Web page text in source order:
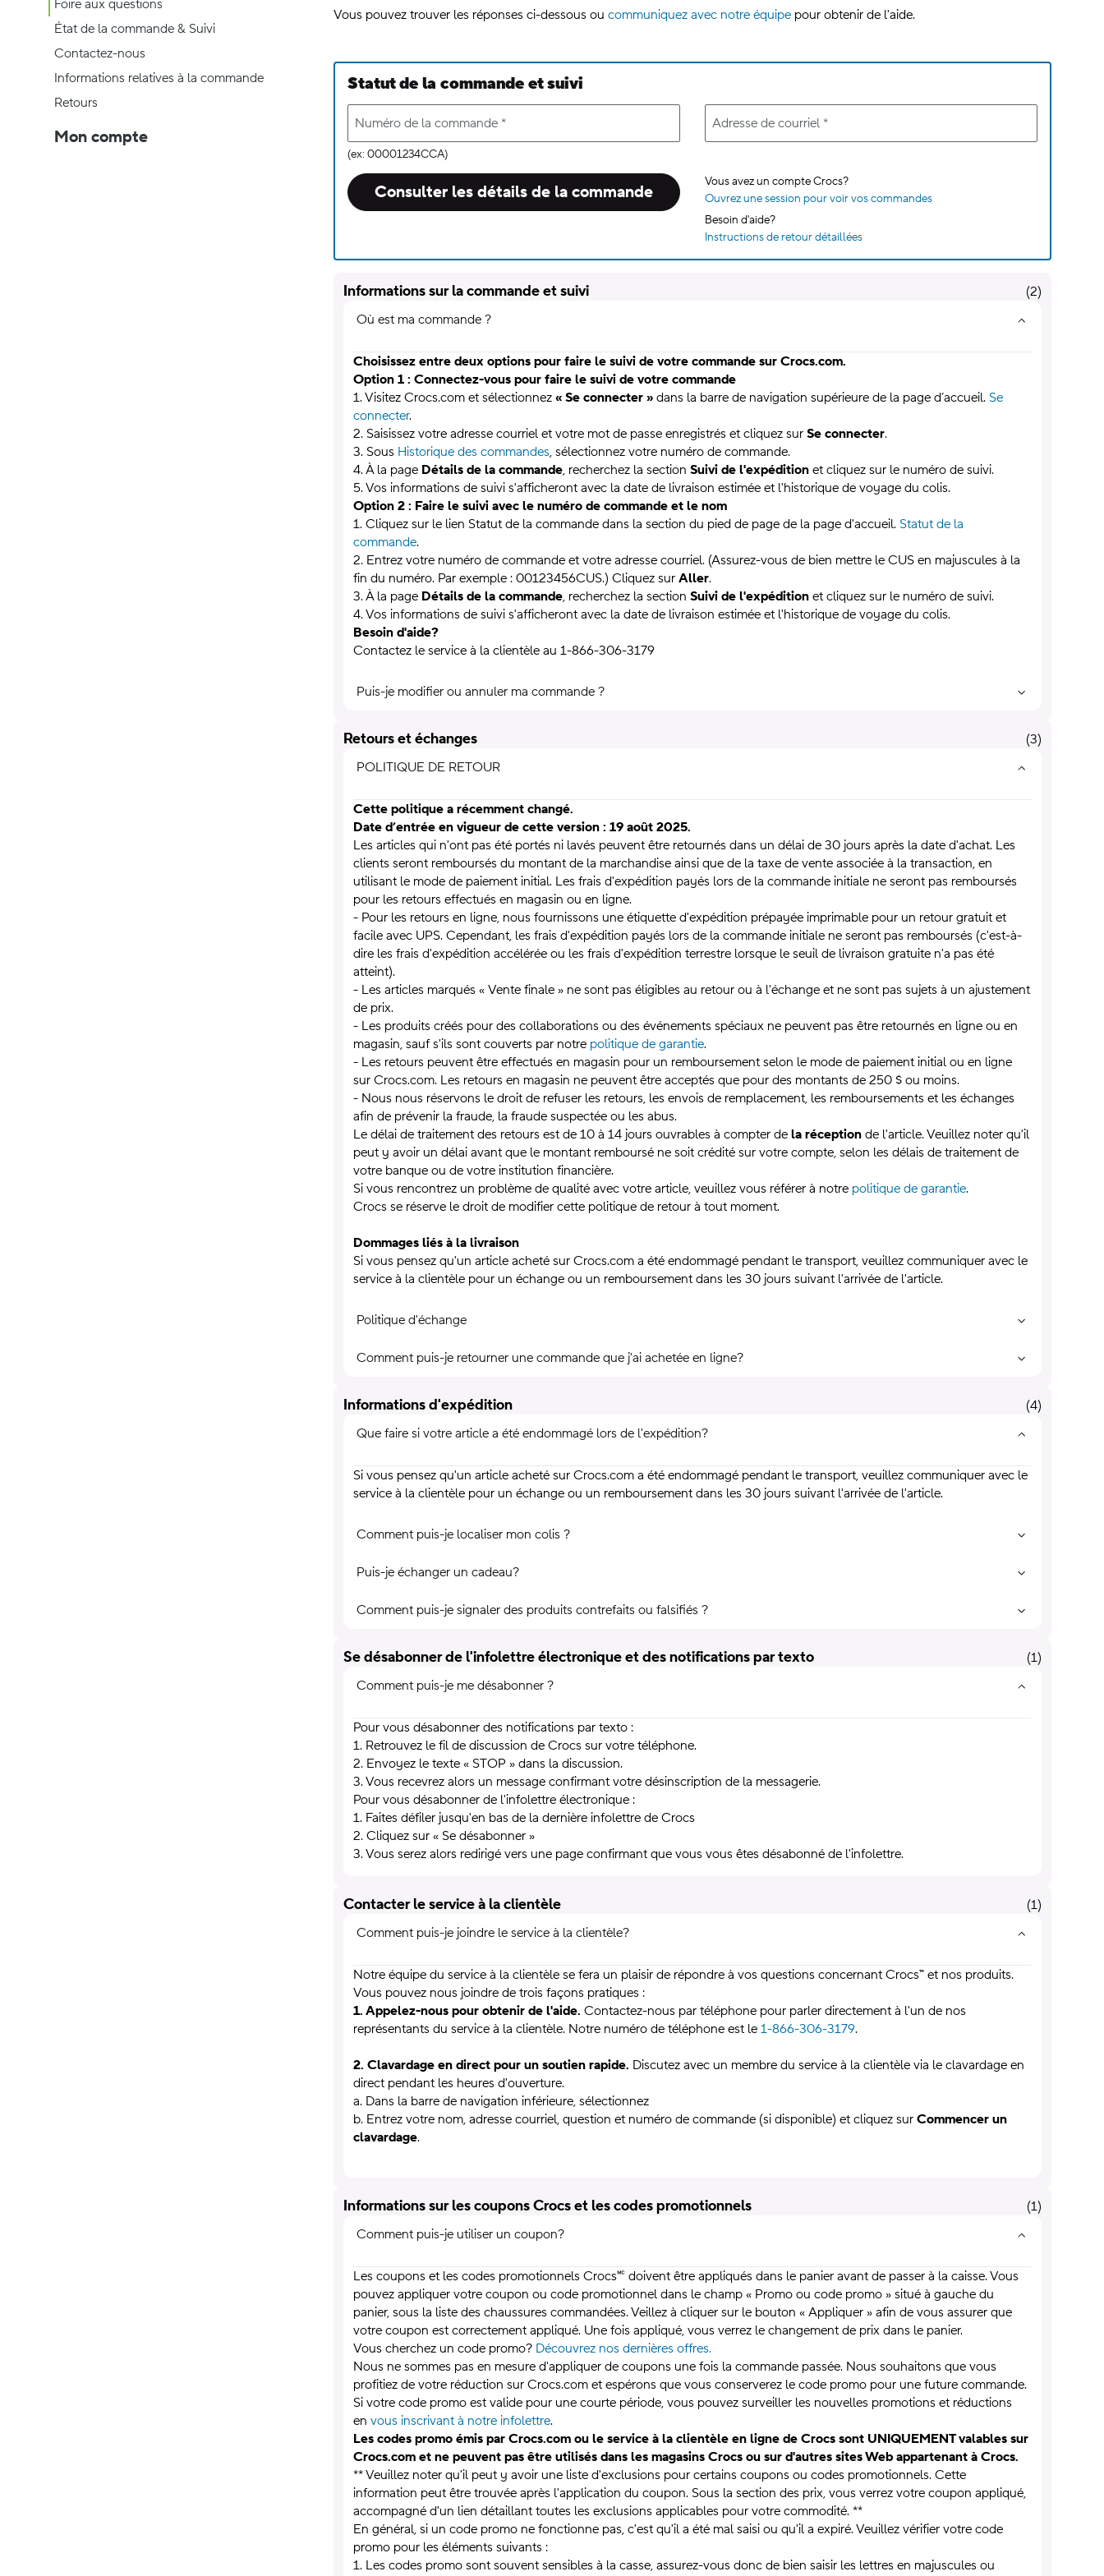
Foire aux questions
État de la commande & Suivi
Contactez-nous
Informations relatives à la commande
Retours
Mon compte
Vous pouvez trouver les réponses ci-dessous ou communiquez avec notre équipe pour obtenir de l'aide.
Statut de la commande et suivi
Numéro de la commande *
(ex: 00001234CCA)
Adresse de courriel *
Consulter les détails de la commande
Vous avez un compte Crocs?
Ouvrez une session pour voir vos commandes
Besoin d'aide?
Instructions de retour détaillées
Informations sur la commande et suivi (2)
Où est ma commande ?
Choisissez entre deux options pour faire le suivi de votre commande sur Crocs.com.
Option 1 : Connectez-vous pour faire le suivi de votre commande
1. Visitez Crocs.com et sélectionnez « Se connecter » dans la barre de navigation supérieure de la page d’accueil. Se
connecter.
2. Saisissez votre adresse courriel et votre mot de passe enregistrés et cliquez sur Se connecter.
3. Sous Historique des commandes, sélectionnez votre numéro de commande.
4. À la page Détails de la commande, recherchez la section Suivi de l'expédition et cliquez sur le numéro de suivi.
5. Vos informations de suivi s'afficheront avec la date de livraison estimée et l'historique de voyage du colis.
Option 2 : Faire le suivi avec le numéro de commande et le nom
1. Cliquez sur le lien Statut de la commande dans la section du pied de page de la page d'accueil. Statut de la
commande.
2. Entrez votre numéro de commande et votre adresse courriel. (Assurez-vous de bien mettre le CUS en majuscules à la
fin du numéro. Par exemple : 00123456CUS.) Cliquez sur Aller.
3. À la page Détails de la commande, recherchez la section Suivi de l'expédition et cliquez sur le numéro de suivi.
4. Vos informations de suivi s'afficheront avec la date de livraison estimée et l'historique de voyage du colis.
Besoin d'aide?
Contactez le service à la clientèle au 1-866-306-3179
Puis-je modifier ou annuler ma commande ?
Retours et échanges (3)
POLITIQUE DE RETOUR
Cette politique a récemment changé.
Date d’entrée en vigueur de cette version : 19 août 2025.
Les articles qui n'ont pas été portés ni lavés peuvent être retournés dans un délai de 30 jours après la date d'achat. Les
clients seront remboursés du montant de la marchandise ainsi que de la taxe de vente associée à la transaction, en
utilisant le mode de paiement initial. Les frais d'expédition payés lors de la commande initiale ne seront pas remboursés
pour les retours effectués en magasin ou en ligne.
- Pour les retours en ligne, nous fournissons une étiquette d'expédition prépayée imprimable pour un retour gratuit et
facile avec UPS. Cependant, les frais d'expédition payés lors de la commande initiale ne seront pas remboursés (c'est-à-
dire les frais d'expédition accélérée ou les frais d'expédition terrestre lorsque le seuil de livraison gratuite n'a pas été
atteint).
- Les articles marqués « Vente finale » ne sont pas éligibles au retour ou à l'échange et ne sont pas sujets à un ajustement
de prix.
- Les produits créés pour des collaborations ou des événements spéciaux ne peuvent pas être retournés en ligne ou en
magasin, sauf s'ils sont couverts par notre politique de garantie.
- Les retours peuvent être effectués en magasin pour un remboursement selon le mode de paiement initial ou en ligne
sur Crocs.com. Les retours en magasin ne peuvent être acceptés que pour des montants de 250 $ ou moins.
- Nous nous réservons le droit de refuser les retours, les envois de remplacement, les remboursements et les échanges
afin de prévenir la fraude, la fraude suspectée ou les abus.
Le délai de traitement des retours est de 10 à 14 jours ouvrables à compter de la réception de l'article. Veuillez noter qu'il
peut y avoir un délai avant que le montant remboursé ne soit crédité sur votre compte, selon les délais de traitement de
votre banque ou de votre institution financière.
Si vous rencontrez un problème de qualité avec votre article, veuillez vous référer à notre politique de garantie.
Crocs se réserve le droit de modifier cette politique de retour à tout moment.
Dommages liés à la livraison
Si vous pensez qu'un article acheté sur Crocs.com a été endommagé pendant le transport, veuillez communiquer avec le
service à la clientèle pour un échange ou un remboursement dans les 30 jours suivant l'arrivée de l'article.
Politique d'échange
Comment puis-je retourner une commande que j'ai achetée en ligne?
Informations d'expédition (4)
Que faire si votre article a été endommagé lors de l'expédition?
Si vous pensez qu'un article acheté sur Crocs.com a été endommagé pendant le transport, veuillez communiquer avec le
service à la clientèle pour un échange ou un remboursement dans les 30 jours suivant l'arrivée de l'article.
Comment puis-je localiser mon colis ?
Puis-je échanger un cadeau?
Comment puis-je signaler des produits contrefaits ou falsifiés ?
Se désabonner de l'infolettre électronique et des notifications par texto (1)
Comment puis-je me désabonner ?
Pour vous désabonner des notifications par texto :
1. Retrouvez le fil de discussion de Crocs sur votre téléphone.
2. Envoyez le texte « STOP » dans la discussion.
3. Vous recevrez alors un message confirmant votre désinscription de la messagerie.
Pour vous désabonner de l'infolettre électronique :
1. Faites défiler jusqu'en bas de la dernière infolettre de Crocs
2. Cliquez sur « Se désabonner »
3. Vous serez alors redirigé vers une page confirmant que vous vous êtes désabonné de l'infolettre.
Contacter le service à la clientèle (1)
Comment puis-je joindre le service à la clientèle?
Notre équipe du service à la clientèle se fera un plaisir de répondre à vos questions concernant Crocs™ et nos produits.
Vous pouvez nous joindre de trois façons pratiques :
1. Appelez-nous pour obtenir de l'aide. Contactez-nous par téléphone pour parler directement à l'un de nos
représentants du service à la clientèle. Notre numéro de téléphone est le 1-866-306-3179.
2. Clavardage en direct pour un soutien rapide. Discutez avec un membre du service à la clientèle via le clavardage en
direct pendant les heures d'ouverture.
a. Dans la barre de navigation inférieure, sélectionnez
b. Entrez votre nom, adresse courriel, question et numéro de commande (si disponible) et cliquez sur Commencer un
clavardage.
Informations sur les coupons Crocs et les codes promotionnels (1)
Comment puis-je utiliser un coupon?
Les coupons et les codes promotionnels Crocs🅪 doivent être appliqués dans le panier avant de passer à la caisse. Vous
pouvez appliquer votre coupon ou code promotionnel dans le champ « Promo ou code promo » situé à gauche du
panier, sous la liste des chaussures commandées. Veillez à cliquer sur le bouton « Appliquer » afin de vous assurer que
votre coupon est correctement appliqué. Une fois appliqué, vous verrez le changement de prix dans le panier.
Vous cherchez un code promo? Découvrez nos dernières offres.
Nous ne sommes pas en mesure d'appliquer de coupons une fois la commande passée. Nous souhaitons que vous
profitiez de votre réduction sur Crocs.com et espérons que vous conserverez le code promo pour une future commande.
Si votre code promo est valide pour une courte période, vous pouvez surveiller les nouvelles promotions et réductions
en vous inscrivant à notre infolettre.
Les codes promo émis par Crocs.com ou le service à la clientèle en ligne de Crocs sont UNIQUEMENT valables sur
Crocs.com et ne peuvent pas être utilisés dans les magasins Crocs ou sur d'autres sites Web appartenant à Crocs.
** Veuillez noter qu'il peut y avoir une liste d'exclusions pour certains coupons ou codes promotionnels. Cette
information peut être trouvée après l'application du coupon. Sous la section des prix, vous verrez votre coupon appliqué,
accompagné d'un lien détaillant toutes les exclusions applicables pour votre commodité. **
En général, si un code promo ne fonctionne pas, c'est qu'il a été mal saisi ou qu'il a expiré. Veuillez vérifier votre code
promo pour les éléments suivants :
1. Les codes promo sont souvent sensibles à la casse, assurez-vous donc de bien saisir les lettres en majuscules ou